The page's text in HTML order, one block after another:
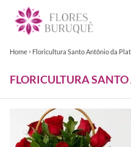
Home Floricultura Santo Antônio da
FLORICULTURA